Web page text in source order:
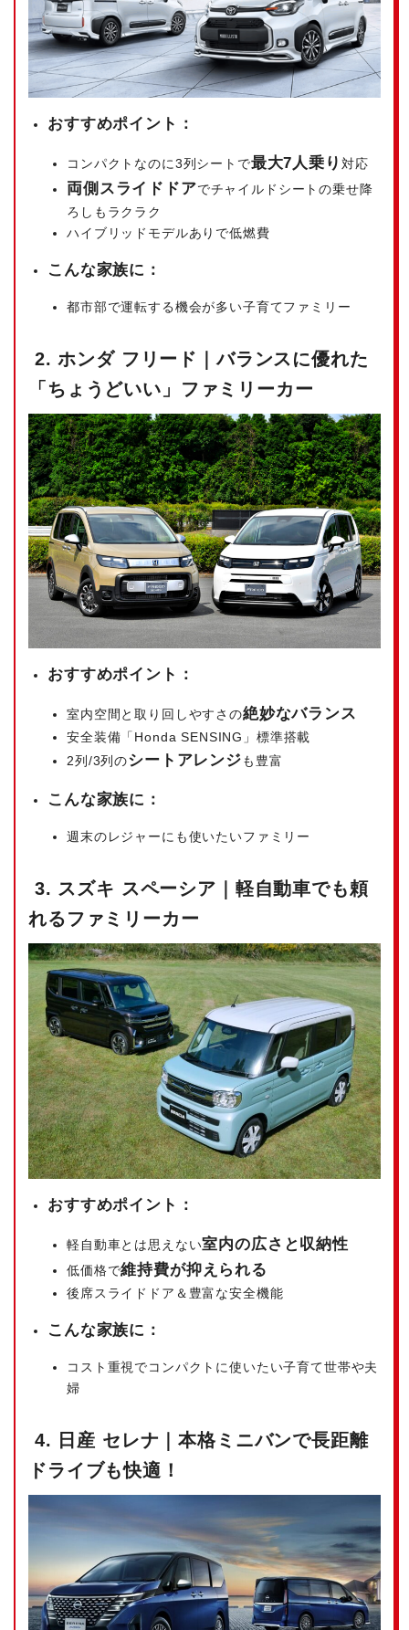
おすすめポイント：
コンパクトなのに3列シートで最大7人乗り 対応
両側スライドドアでチャイルドシートの乗せ降
ろしもラクラク
ハイブリッドモデルありで低燃費
こんな家族に：
都市部で運転する機会が多い子育てファミリー
2. ホンダ フリード｜バランスに優れた
「ちょうどいい」ファミリーカー
おすすめポイント：
室内空間と取り回しやすさの絶妙なバランス
安全装備「Honda SENSING」標準搭載
2列/3列のシートアレンジも豊富
こんな家族に：
週末のレジャーにも使いたいファミリー
3. スズキ スペーシア｜軽自動車でも頼
れるファミリーカー
おすすめポイント：
軽自動車とは思えない室内の広さと収納性
低価格で維持費が抑えられる
後席スライドドア＆豊富な安全機能
こんな家族に：
コスト重視でコンパクトに使いたい子育て世帯や夫
婦
4. 日産 セレナ｜本格ミニバンで長距離
ドライブも快適！